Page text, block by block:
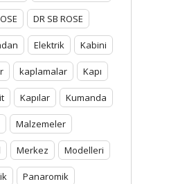
DR SB ROSE
Elektrik Kabini
kaplamalar Kapı
Kapılar Kumanda
Malzemeler
Merkez Modelleri
Panaromik